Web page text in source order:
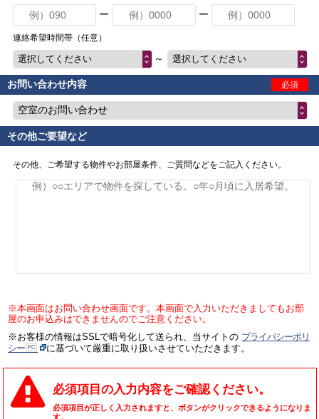
ー ー
連絡希望時間帯（任意）
選択してください ～ 選択してください
お問い合わせ内容 必須
空室のお問い合わせ
その他ご要望など
その他、ご希望する物件やお部屋条件、ご質問などをご記入ください。
※本画面はお問い合わせ画面です。本画面で入力いただきましてもお部
屋のお申込みはできませんのでご注意ください。
※お客様の情報はSSLで暗号化して送られ、当サイトの プライバシーポリ
シー
に基づいて厳重に取り扱いさせていただきます。
必須項目の入力内容をご確認ください。
必須項目が正しく入力されますと、ボタンがクリックできるようになりま
す。